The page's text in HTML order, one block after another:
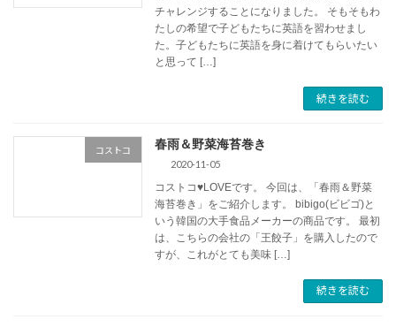
チャレンジすることになりました。 そもそもわ
たしの希望で子どもたちに英語を習わせまし
た。子どもたちに英語を身に着けてもらいたい
と思って […]
続きを読む
コストコ 春雨＆野菜海苔巻き
2020-11-05
コストコ♥LOVEです。 今回は、「春雨＆野菜
海苔巻き」をご紹介します。 bibigo(ビビゴ)と
いう韓国の大手食品メーカーの商品です。 最初
は、こちらの会社の「王餃子」を購入したので
すが、これがとても美味 […]
続きを読む